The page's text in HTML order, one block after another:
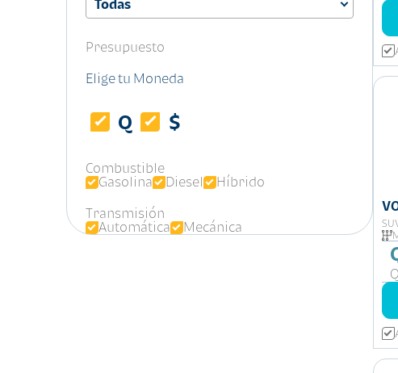
Presupuesto
Elige tu Moneda
Q $
Combustible
Gasolina
Diesel
Híbrido
Transmisión
Automática
Mecánica